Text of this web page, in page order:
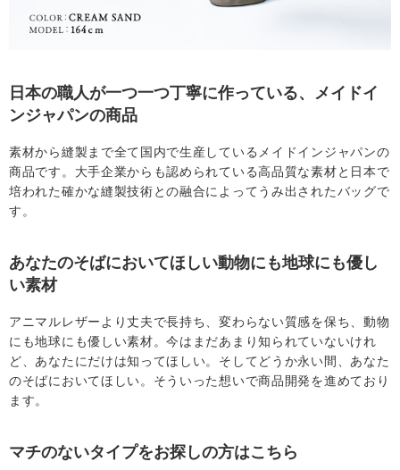
日本の職人が一つ一つ丁寧に作っている、メイドイ
ンジャパンの商品
素材から縫製まで全て国内で生産しているメイドインジャパンの
商品です。大手企業からも認められている高品質な素材と日本で
培われた確かな縫製技術との融合によってうみ出されたバッグで
す。
あなたのそばにおいてほしい動物にも地球にも優し
い素材
アニマルレザーより丈夫で長持ち、変わらない質感を保ち、動物
にも地球にも優しい素材。今はまだあまり知られていないけれ
ど、あなたにだけは知ってほしい。そしてどうか永い間、あなた
のそばにおいてほしい。そういった想いで商品開発を進めており
ます。
マチのないタイプをお探しの方はこちら